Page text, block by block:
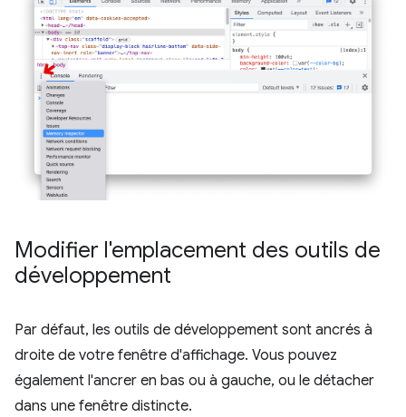
Modifier l'emplacement des outils de
développement
Par défaut, les outils de développement sont ancrés à
droite de votre fenêtre d'affichage. Vous pouvez
également l'ancrer en bas ou à gauche, ou le détacher
dans une fenêtre distincte.